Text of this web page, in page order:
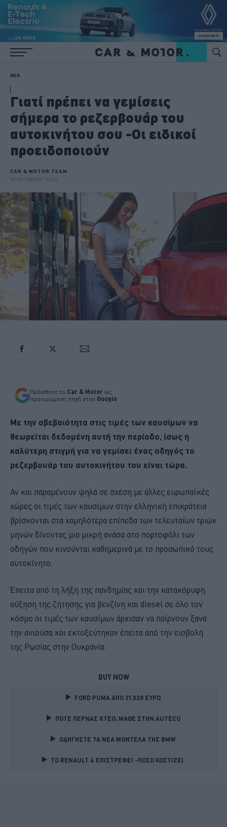
ΝΕΑ
Γιατί πρέπει να γεμίσεις
σήμερα το ρεζερβουάρ του
αυτοκινήτου σου -Οι ειδικοί
προειδοποιούν
CAR & MOTOR TEAM
18 ΟΚΤΩΒΡΙΟΥ 2023
Πρόσθεσε το Car & Motor ως
προτιμώμενη πηγή στην Google
Με την αβεβαιότητα στις τιμές των καυσίμων να
θεωρείται δεδομένη αυτή την περίοδο, ίσως η
καλύτερη στιγμή για να γεμίσει ένας οδηγός το
ρεζερβουάρ του αυτοκινήτου του είναι τώρα.
Αν και παραμένουν ψηλά σε σχέση με άλλες ευρωπαϊκές
χώρες οι τιμές των καυσίμων στην ελληνική επικράτεια
βρίσκονται στα χαμηλότερα επίπεδα των τελευταίων τριών
μηνών δίνοντας μια μικρή ανάσα στο πορτοφόλι των
οδηγών που κινούνται καθημερινά με το προσωπικό τους
αυτοκίνητο.
Έπειτα από τη λήξη της πανδημίας και την κατακόρυφη
αύξηση της ζήτησης για βενζίνη και diesel σε όλο τον
κόσμο οι τιμές των καυσίμων άρχισαν να παίρνουν ξανά
την ανιούσα και εκτοξεύτηκαν έπειτα από την εισβολή
της Ρωσίας στην Ουκρανία.
BUY NOW
FORD PUMA ΑΠΟ 21.528 ΕΥΡΩ
ΠΟΤΕ ΠΕΡΝΑΣ ΚΤΕΟ; ΜΑΘΕ ΣΤΗΝ ΑUTECO
ΟΔΗΓΗΣΤΕ ΤΑ ΝΕΑ ΜΟΝΤΕΛΑ ΤΗΣ BMW
TO RENAULT 4 ΕΠΙΣΤΡΕΦΕΙ -ΠΟΣΟ ΚΟΣΤΙΖΕΙ